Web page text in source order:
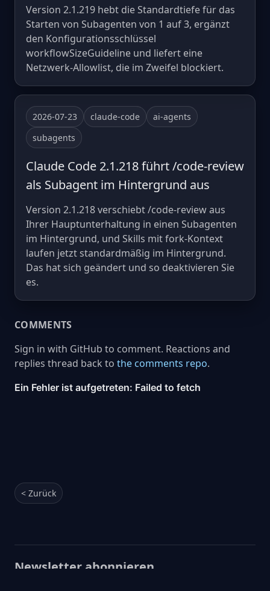
Version 2.1.219 hebt die Standardtiefe für das
Starten von Subagenten von 1 auf 3, ergänzt
den Konfigurationsschlüssel
workflowSizeGuideline und liefert eine
Netzwerk-Allowlist, die im Zweifel blockiert.
2026-07-23 claude-code
ai-agents
subagents
Claude Code 2.1.218 führt /code-review
als Subagent im Hintergrund aus
Version 2.1.218 verschiebt /code-review aus
Ihrer Hauptunterhaltung in einen Subagenten
im Hintergrund, und Skills mit fork-Kontext
laufen jetzt standardmäßig im Hintergrund.
Das hat sich geändert und so deaktivieren Sie
es.
COMMENTS
Sign in with GitHub to comment. Reactions and
replies thread back to the comments repo.
< Zurück
Newsletter abonnieren